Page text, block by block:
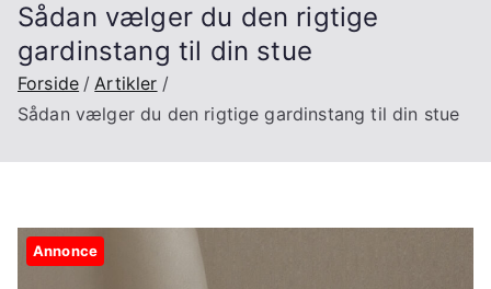
Sådan vælger du den rigtige
gardinstang til din stue
Forside
Artikler
Sådan vælger du den rigtige gardinstang til din stue
Annonce